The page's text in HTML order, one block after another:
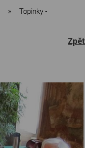
»
Topinky -
Zpět